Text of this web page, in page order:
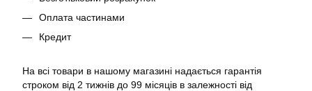
Оплата частинами
Кредит
На всі товари в нашому магазині надається гарантія
строком від 2 тижнів до 99 місяців в залежності від